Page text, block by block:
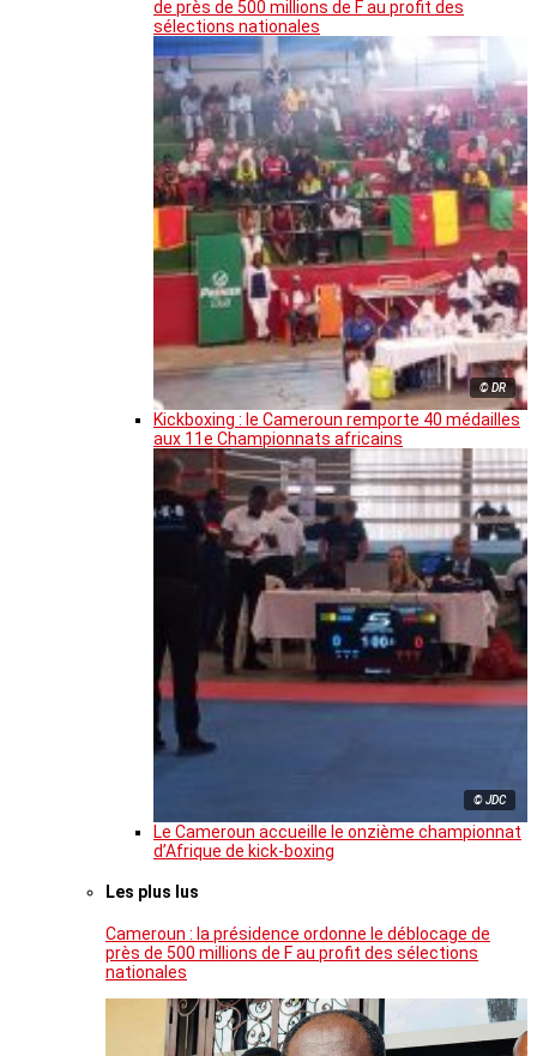
de près de 500 millions de F au profit des
sélections nationales
© DR
Kickboxing : le Cameroun remporte 40 médailles
aux 11e Championnats africains
© JDC
Le Cameroun accueille le onzième championnat
d’Afrique de kick-boxing
Les plus lus
Cameroun : la présidence ordonne le déblocage de
près de 500 millions de F au profit des sélections
nationales